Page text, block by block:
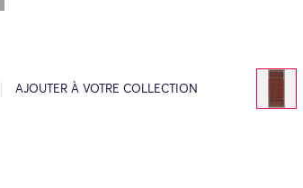
AJOUTER À VOTRE COLLECTION